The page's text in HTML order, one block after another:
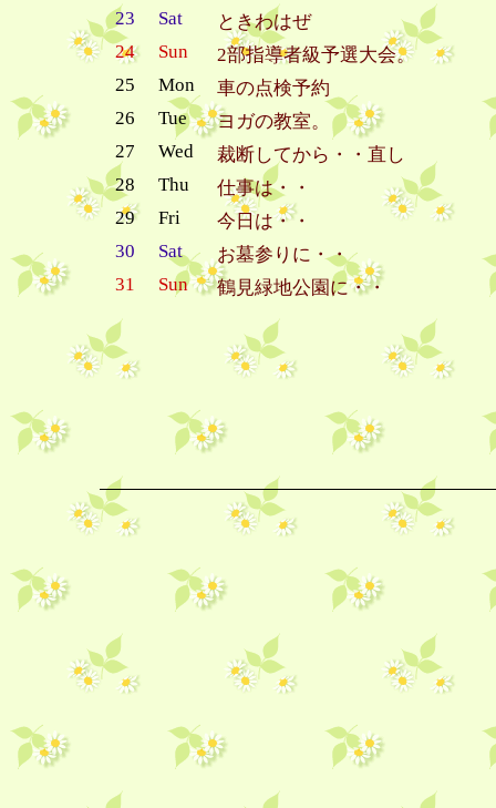
23
Sat
ときわはぜ
24
Sun
2部指導者級予選大会。
25
Mon
車の点検予約
26
Tue
ヨガの教室。
27
Wed
裁断してから・・直し
28
Thu
仕事は・・
29
Fri
今日は・・
30
Sat
お墓参りに・・
31
Sun 鶴見緑地公園に・・